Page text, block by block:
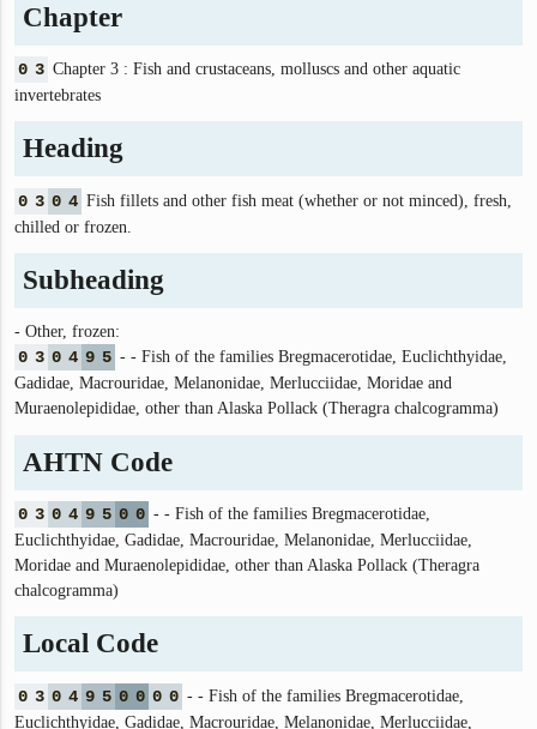
Chapter
0 3 Chapter 3 : Fish and crustaceans, molluscs and other aquatic
invertebrates
Heading
0 3 0 4 Fish fillets and other fish meat (whether or not minced), fresh,
chilled or frozen.
Subheading
- Other, frozen:
0 3 0 4 9 5 - - Fish of the families Bregmacerotidae, Euclichthyidae,
Gadidae, Macrouridae, Melanonidae, Merlucciidae, Moridae and
Muraenolepididae, other than Alaska Pollack (Theragra chalcogramma)
AHTN Code
0 3 0 4 9 5 0 0 - - Fish of the families Bregmacerotidae,
Euclichthyidae, Gadidae, Macrouridae, Melanonidae, Merlucciidae,
Moridae and Muraenolepididae, other than Alaska Pollack (Theragra
chalcogramma)
Local Code
0 3 0 4 9 5 0 0 0 0 - - Fish of the families Bregmacerotidae,
Euclichthyidae, Gadidae, Macrouridae, Melanonidae, Merlucciidae,